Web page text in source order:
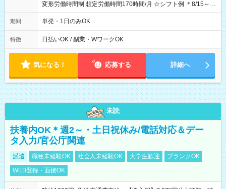
変形労働時間制 想定労働時間170時間/月 ☆シフト例 ＊8/15～
10/26 全日共通 08：00～12：00 17：00～21：00 ＊8/31
～9/19のみ下記シフトもあります！ 12：00～16：00 ＊9/6～
00
期間 単発・1日のみOK
特徴 日払いOK / 副業・WワークOK
気になる！ 応募する 詳細へ
未読
扶養内OK＊週2～・土日祝休み/電話対応＆デー
タ入力/官公庁関連
派遣 職種未経験OK 社会人未経験OK 大学生歓迎
ブランクOK
WEB登録・面接OK